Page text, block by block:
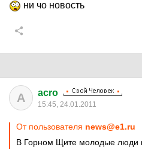
ни чо новость
A acro
15:45, 24.01.2011
От пользователя news@e1.ru
В Горном Щите молодые люди